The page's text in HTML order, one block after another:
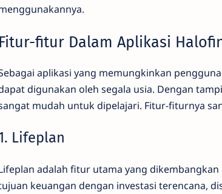
Fitur-fitur Dalam Aplikasi
aplikasi yang memungkinkan
digunakan oleh segala usia. Dengan
mudah untuk dipelajari. Fitur-fiturnya
Lifeplan
adalah fitur utama yang
keuangan dengan investasi terencana,